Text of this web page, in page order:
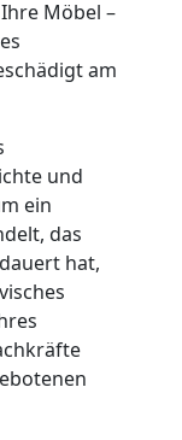
Möbel –
am
und
ein
das
hat,